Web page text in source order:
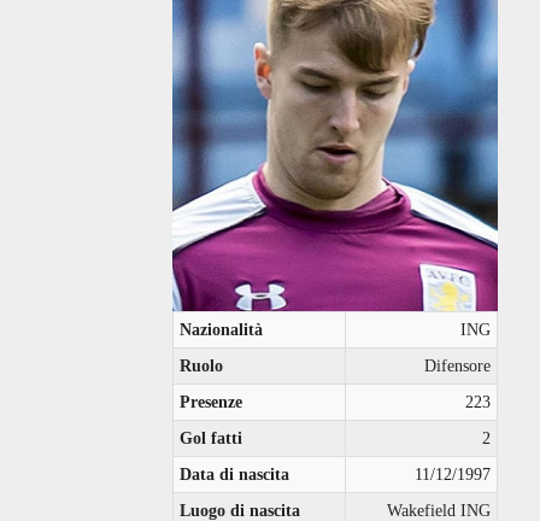
Nazionalità
ING
Ruolo
Difensore
Presenze
223
Gol fatti
2
Data di nascita
11/12/1997
Luogo di nascita
Wakefield ING